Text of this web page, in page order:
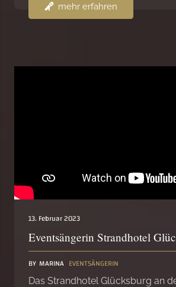
mehr erfahren
13. Februar 2023
Eventsängerin Strandhotel
BY MARINA EVENTSÄNGERIN
Das Strandhotel Glücksburg an